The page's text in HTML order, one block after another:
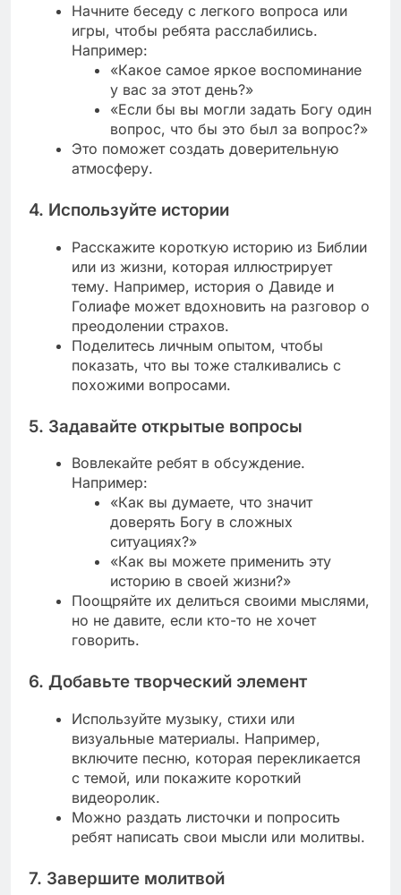
Начните беседу с легкого вопроса или
игры, чтобы ребята расслабились.
Например:
«Какое самое яркое воспоминание
у вас за этот день?»
«Если бы вы могли задать Богу один
вопрос, что бы это был за вопрос?»
Это поможет создать доверительную
атмосферу.
4. Используйте истории
Расскажите короткую историю из Библии
или из жизни, которая иллюстрирует
тему. Например, история о Давиде и
Голиафе может вдохновить на разговор о
преодолении страхов.
Поделитесь личным опытом, чтобы
показать, что вы тоже сталкивались с
похожими вопросами.
5. Задавайте открытые вопросы
Вовлекайте ребят в обсуждение.
Например:
«Как вы думаете, что значит
доверять Богу в сложных
ситуациях?»
«Как вы можете применить эту
историю в своей жизни?»
Поощряйте их делиться своими мыслями,
но не давите, если кто-то не хочет
говорить.
6. Добавьте творческий элемент
Используйте музыку, стихи или
визуальные материалы. Например,
включите песню, которая перекликается
с темой, или покажите короткий
видеоролик.
Можно раздать листочки и попросить
ребят написать свои мысли или молитвы.
7. Завершите молитвой